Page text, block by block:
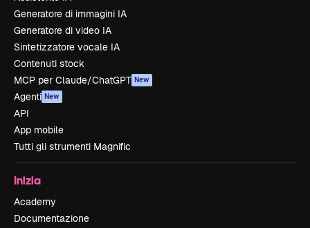
Generatore di immagini IA
Generatore di video IA
Sintetizzatore vocale IA
Contenuti stock
MCP per Claude/ChatGPT New
Agenti New
API
App mobile
Tutti gli strumenti Magnific
Inizia
Academy
Documentazione